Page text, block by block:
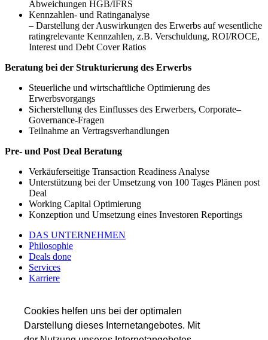
Cookies helfen uns bei der optimalen
Darstellung dieses Internetangebotes. Mit
Abweichungen HGB/IFRS
Kennzahlen- und Ratinganalyse
– Darstellung der Auswirkungen des Erwerbs auf wesentliche
ratingrelevante Kennzahlen, z.B. Verschuldung, ROI/ROCE,
Interest und Debt Cover Ratios
Beratung bei der Strukturierung des Erwerbs
Steuerliche und wirtschaftliche Optimierung des
Erwerbsvorgangs
Sicherstellung des Einflusses des Erwerbers, Corporate–
Governance-Fragen
Teilnahme an Vertragsverhandlungen
Pre- und Post Deal Beratung
Verkäuferseitige Transaction Readiness Analyse
Unterstützung bei der Umsetzung von 100 Tages Plänen post
Deal
Working Capital Optimierung
Konzeption und Umsetzung eines Investoren Reportings
DAS UNTERNEHMEN
Philosophie
Deals done
Services
Karriere
Insights
SERVICES